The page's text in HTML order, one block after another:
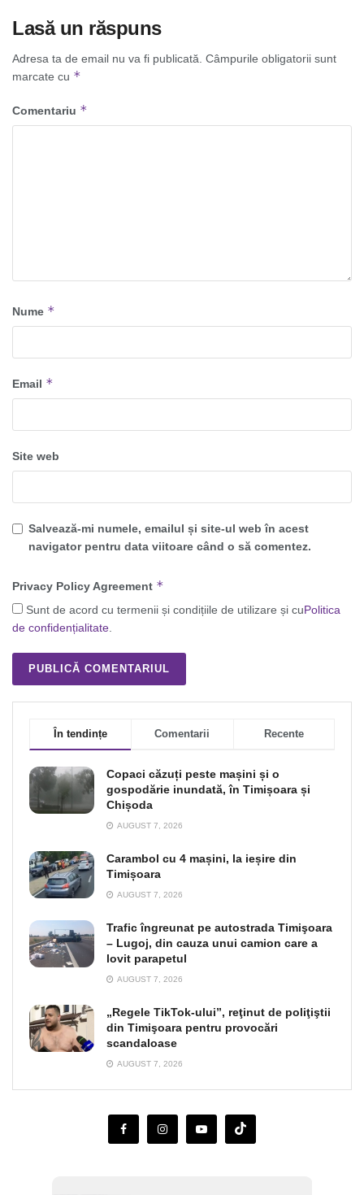
Lasă un răspuns
Adresa ta de email nu va fi publicată. Câmpurile obligatorii sunt
marcate cu *
Comentariu *
Nume *
Email *
Site web
Salvează-mi numele, emailul și site-ul web în acest
navigator pentru data viitoare când o să comentez.
Privacy Policy Agreement *
Sunt de acord cu termenii și condițiile de utilizare și cuPolitica
de confidențialitate.
În tendințe Comentarii Recente
Copaci căzuți peste mașini și o
gospodărie inundată, în Timișoara și
Chișoda
AUGUST 7, 2026
Carambol cu 4 mașini, la ieșire din
Timișoara
AUGUST 7, 2026
Trafic îngreunat pe autostrada Timişoara
– Lugoj, din cauza unui camion care a
lovit parapetul
AUGUST 7, 2026
„Regele TikTok-ului”, reţinut de poliţiştii
din Timişoara pentru provocări
scandaloase
AUGUST 7, 2026